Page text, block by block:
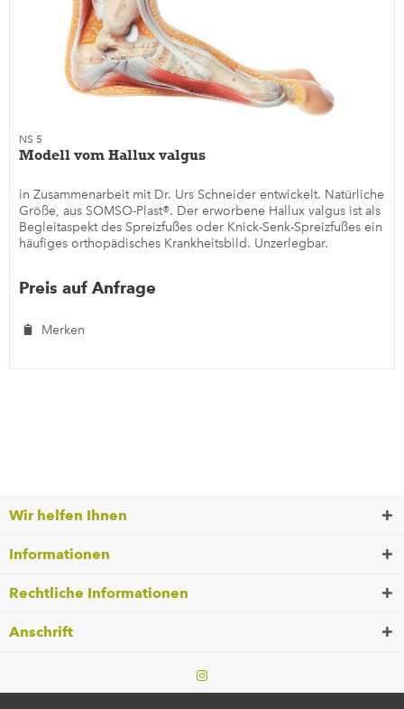
NS 5
Modell vom Hallux valgus
in Zusammenarbeit mit Dr. Urs Schneider entwickelt. Natürliche
Größe, aus SOMSO-Plast®. Der erworbene Hallux valgus ist als
Begleitaspekt des Spreizfußes oder Knick-Senk-Spreizfußes ein
häufiges orthopädisches Krankheitsbild. Unzerlegbar.
Preis auf Anfrage
Merken
Wir helfen Ihnen
Informationen
Rechtliche Informationen
Anschrift